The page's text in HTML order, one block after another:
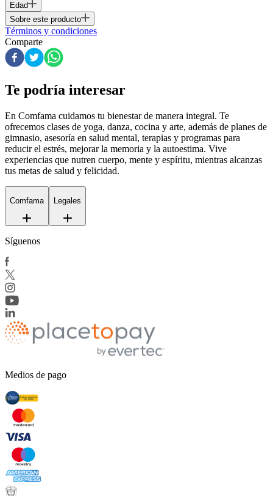
Edad
Sobre este producto
Términos y condiciones
Comparte
Te podría interesar
En Comfama cuidamos tu bienestar de manera integral. Te
ofrecemos clases de yoga, danza, cocina y arte, además de planes de
gimnasio, asesoría en salud mental, terapias y programas para
reducir el estrés, mejorar la memoria y la autoestima. Vive
experiencias que nutren cuerpo, mente y espíritu, mientras alcanzas
tus metas de salud y felicidad.
Comfama Legales
Síguenos
Medios de pago